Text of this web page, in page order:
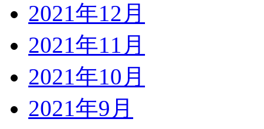
2021年12月
2021年11月
2021年10月
2021年9月